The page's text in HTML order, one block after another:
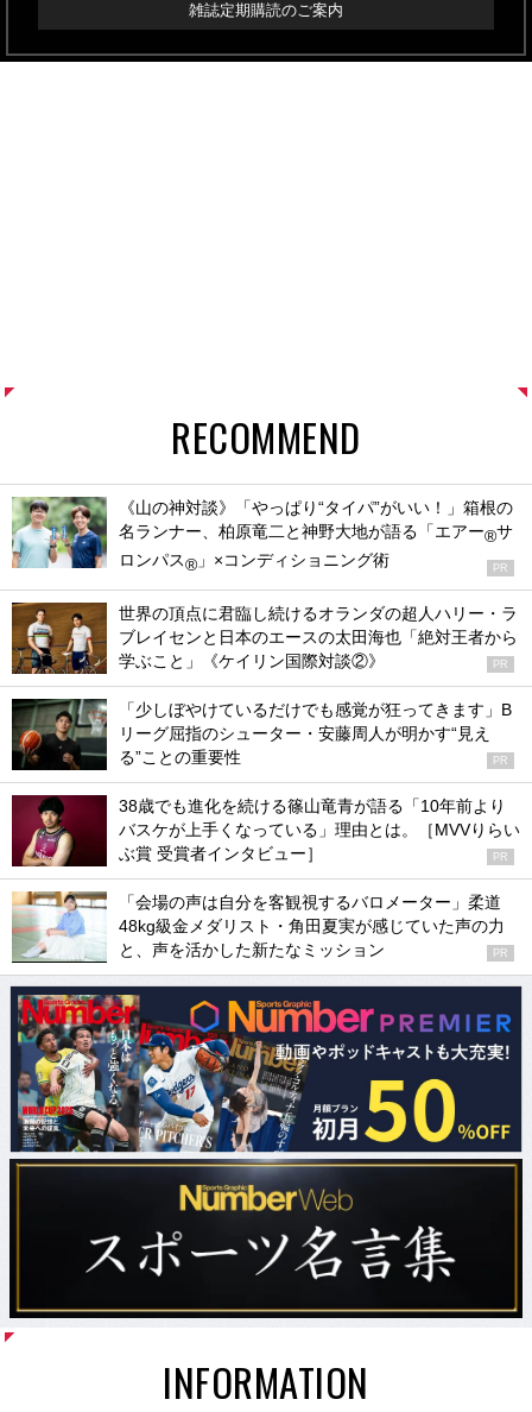
雑誌定期購読のご案内
RECOMMEND
《山の神対談》「やっぱり“タイパ”がいい！」箱根の
名ランナー、柏原竜二と神野大地が語る「エアー®サ
ロンパス® 」×コンディショニング術 PR
世界の頂点に君臨し続けるオランダの超人ハリー・ラ
ブレイセンと日本のエースの太田海也「絶対王者から
学ぶこと」《ケイリン国際対談②》
PR
「少しぼやけているだけでも感覚が狂ってきます」B
リーグ屈指のシューター・安藤周人が明かす“見え
る”ことの重要性
PR
38歳でも進化を続ける篠山竜青が語る「10年前より
バスケが上手くなっている」理由とは。［MVVりらい
ぶ賞 受賞者インタビュー］
PR
「会場の声は自分を客観視するバロメーター」柔道
48kg級金メダリスト・角田夏実が感じていた声の力
と、声を活かした新たなミッション
PR
INFORMATION